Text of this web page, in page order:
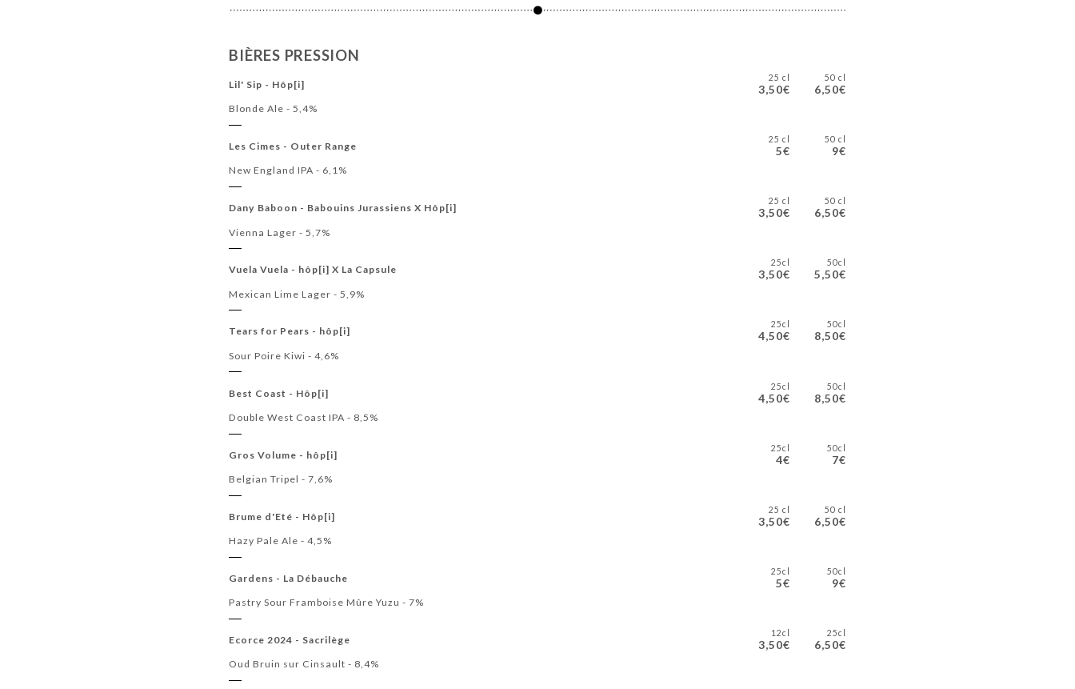
BIÈRES PRESSION
Lil' Sip - Hôp[i]
25 cl
3,50€
50 cl
6,50€
Blonde Ale - 5,4%
Les Cimes - Outer Range
25 cl
5€
50 cl
9€
New England IPA - 6,1%
Dany Baboon - Babouins Jurassiens X Hôp[i]
25 cl
3,50€
50 cl
6,50€
Vienna Lager - 5,7%
Vuela Vuela - hôp[i] X La Capsule
25cl
3,50€
50cl
5,50€
Mexican Lime Lager - 5,9%
Tears for Pears - hôp[i]
25cl
4,50€
50cl
8,50€
Sour Poire Kiwi - 4,6%
Best Coast - Hôp[i]
25cl
4,50€
50cl
8,50€
Double West Coast IPA - 8,5%
Gros Volume - hôp[i]
25cl
4€
50cl
7€
Belgian Tripel - 7,6%
Brume d'Eté - Hôp[i]
25 cl
3,50€
50 cl
6,50€
Hazy Pale Ale - 4,5%
Gardens - La Débauche
25cl
5€
50cl
9€
Pastry Sour Framboise Mûre Yuzu - 7%
Ecorce 2024 - Sacrilège
12cl
3,50€
25cl
6,50€
Oud Bruin sur Cinsault - 8,4%